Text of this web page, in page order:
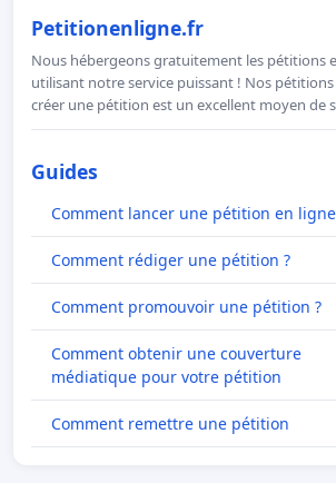
Petitionenligne.fr
Nous hébergeons gratuitement les pétitions
utilisant notre service puissant ! Nos
créer une pétition est un excellent moyen de
Guides
Comment lancer une pétition en ligne
Comment rédiger une pétition ?
Comment promouvoir une pétition ?
Comment obtenir une couverture
médiatique pour votre pétition
Comment remettre une pétition